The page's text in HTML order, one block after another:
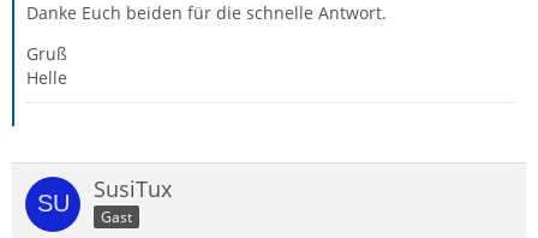
Danke Euch beiden für die schnelle Antwort.
Gruß
Helle
SusiTux
Gast